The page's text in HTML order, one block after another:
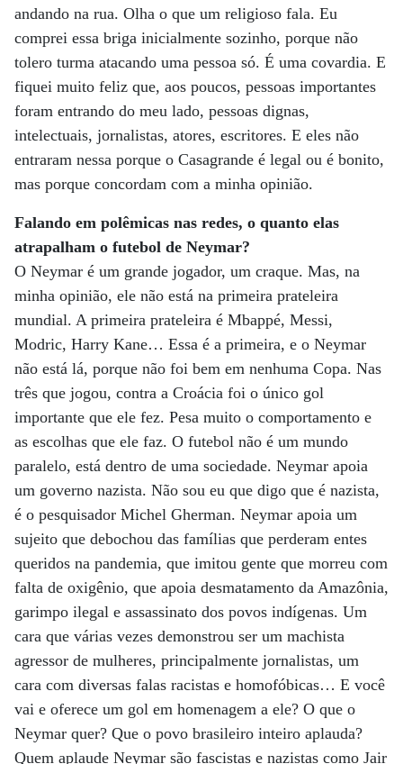
andando na rua. Olha o que um religioso fala. Eu
comprei essa briga inicialmente sozinho, porque não
tolero turma atacando uma pessoa só. É uma covardia. E
fiquei muito feliz que, aos poucos, pessoas importantes
foram entrando do meu lado, pessoas dignas,
intelectuais, jornalistas, atores, escritores. E eles não
entraram nessa porque o Casagrande é legal ou é bonito,
mas porque concordam com a minha opinião.
Falando em polêmicas nas redes, o quanto elas
atrapalham o futebol de Neymar?
O Neymar é um grande jogador, um craque. Mas, na
minha opinião, ele não está na primeira prateleira
mundial. A primeira prateleira é Mbappé, Messi,
Modric, Harry Kane… Essa é a primeira, e o Neymar
não está lá, porque não foi bem em nenhuma Copa. Nas
três que jogou, contra a Croácia foi o único gol
importante que ele fez. Pesa muito o comportamento e
as escolhas que ele faz. O futebol não é um mundo
paralelo, está dentro de uma sociedade. Neymar apoia
um governo nazista. Não sou eu que digo que é nazista,
é o pesquisador Michel Gherman. Neymar apoia um
sujeito que debochou das famílias que perderam entes
queridos na pandemia, que imitou gente que morreu com
falta de oxigênio, que apoia desmatamento da Amazônia,
garimpo ilegal e assassinato dos povos indígenas. Um
cara que várias vezes demonstrou ser um machista
agressor de mulheres, principalmente jornalistas, um
cara com diversas falas racistas e homofóbicas… E você
vai e oferece um gol em homenagem a ele? O que o
Neymar quer? Que o povo brasileiro inteiro aplauda?
Quem aplaude Neymar são fascistas e nazistas como Jair